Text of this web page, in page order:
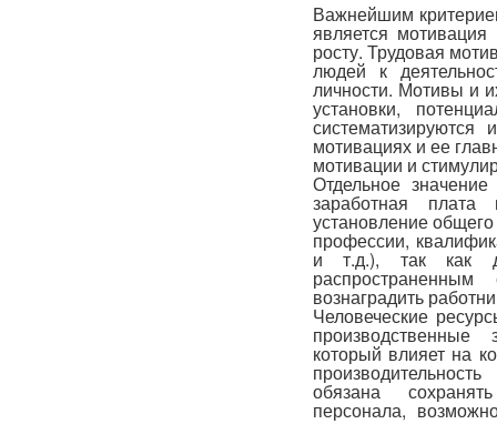
Важнейшим
является
росту. Трудовая
людей к
личности. Мотивы и
установки,
мотивациях и ее
мотивации и
Отдельное
заработная
установление
профессии,
и т.д.), так как
вознаградить
Человеческие
который влияет на
обязана
персонала,